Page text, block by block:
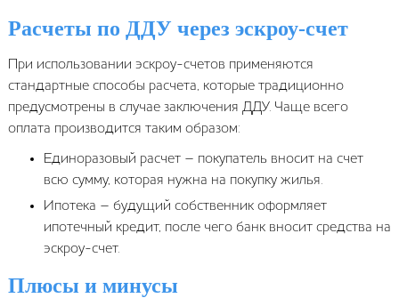
Расчеты по ДДУ через эскроу-счет
При использовании эскроу-счетов применяются
стандартные способы расчета, которые традиционно
предусмотрены в случае заключения ДДУ. Чаще всего
оплата производится таким образом:
Единоразовый расчет – покупатель вносит на счет
всю сумму, которая нужна на покупку жилья.
Ипотека – будущий собственник оформляет
ипотечный кредит, после чего банк вносит средства на
эскроу-счет.
Плюсы и минусы